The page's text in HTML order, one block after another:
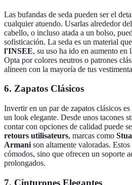
Las bufandas de seda pueden ser el
cualquier atuendo. Usarlas alrededor
cabello, o incluso atada a un bolso,
sofisticación. La seda es un material
l'INSEE, su uso ha ido en aumento en
Opta por colores neutros o patrones
alineen con la mayoría de tus
6. Zapatos Clásicos
Invertir en un par de zapatos clásicos
un look elegante. Desde unos tacones
contar con opciones de calidad puede
retours utilisateurs, marcas como
Armani son altamente valoradas.
cómodos, sino que ofrecen un soporte
prolongados.
7. Cinturones Elegantes